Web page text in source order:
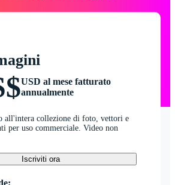
USD al mese fatturato
annualmente
all'intera collezione di foto, vettori e
per uso commerciale. Video non
Iscriviti ora